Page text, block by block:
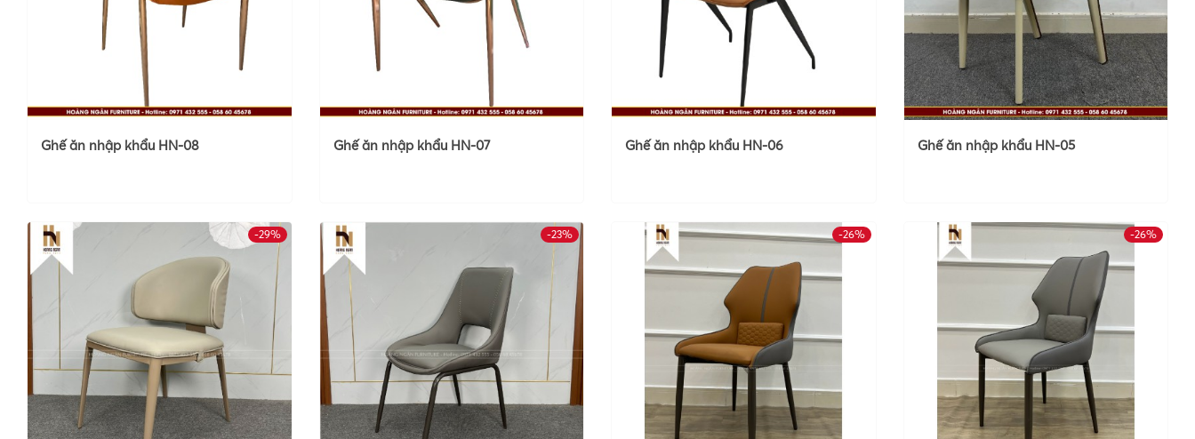
Ghế ăn nhập khẩu HN-08 Ghế ăn nhập khẩu HN-07 Ghế ăn nhập khẩu HN-06 Ghế ăn nhập khẩu HN-05
-29% -23% -26% -26%